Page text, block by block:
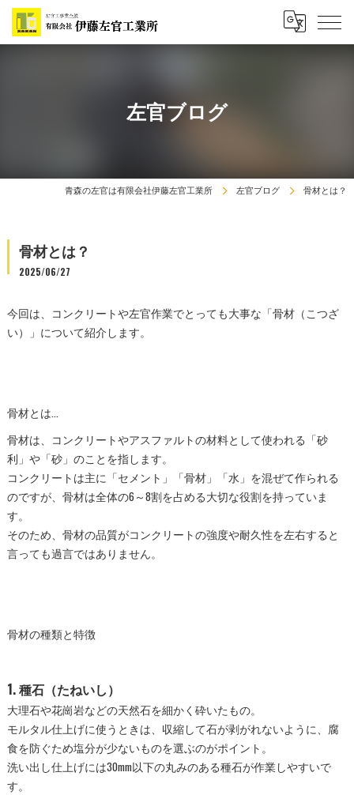
左官ブログ
青森の左官は有限会社伊藤左官工業所 左官ブログ 骨材とは？
骨材とは？
2025/06/27
今回は、コンクリートや左官作業でとっても大事な「骨材（こつざ
い）」について紹介します。
骨材とは...
骨材は、コンクリートやアスファルトの材料として使われる「砂
利」や「砂」のことを指します。
コンクリートは主に「セメント」「骨材」「水」を混ぜて作られる
のですが、骨材は全体の6～8割を占める大切な役割を持っていま
す。
そのため、骨材の品質がコンクリートの強度や耐久性を左右すると
言っても過言ではありません。
骨材の種類と特徴
1. 種石（たねいし）
大理石や花崗岩などの天然石を細かく砕いたもの。
モルタル仕上げに使うときは、収縮して石が剥がれないように、腐
食を防ぐため塩分が少ないものを選ぶのがポイント。
洗い出し仕上げには30mm以下の丸みのある種石が作業しやすいで
す。